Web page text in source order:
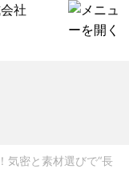
気密と素材選びで“長